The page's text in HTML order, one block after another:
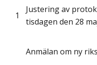
1
Justering av
tisdagen den 28
Anmälan om ny